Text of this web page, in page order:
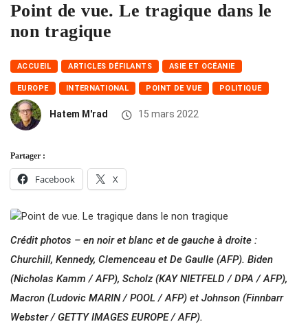
Point de vue. Le tragique dans le
non tragique
ACCUEIL ARTICLES DÉFILANTS ASIE ET OCÉANIE
EUROPE INTERNATIONAL POINT DE VUE POLITIQUE
Hatem M'rad 15 mars 2022
Partager :
Facebook X
Crédit photos – en noir et blanc et de gauche à droite :
Churchill, Kennedy, Clemenceau et De Gaulle (AFP). Biden
(Nicholas Kamm / AFP), Scholz (KAY NIETFELD / DPA / AFP),
Macron (Ludovic MARIN / POOL / AFP) et Johnson (Finnbarr
Webster / GETTY IMAGES EUROPE / AFP).